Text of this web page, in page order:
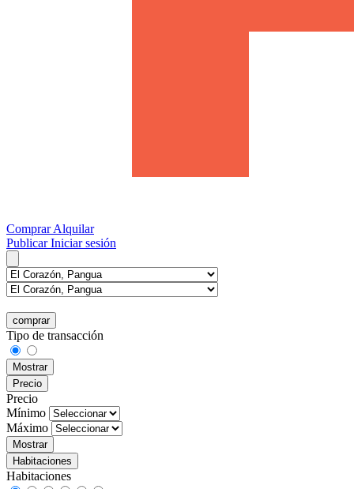
ComprarAlquilar
PublicarIniciar sesión
comprar
Tipo de transacción
Mostrar
Precio
Precio
Mínimo
Máximo
Mostrar
Habitaciones
Habitaciones